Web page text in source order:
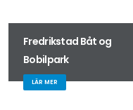
Fredrikstad Båt og
Bobilpark
LÄR MER